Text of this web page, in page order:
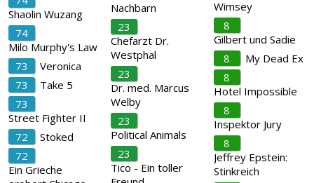
Shaolin Wuzang
74
Milo Murphy's Law
73
Veronica
73
Take 5
73
Street Fighter II
72
Stoked
72
Ein Grieche
Nachbarn
23
Chefarzt Dr.
Westphal
23
Dr. med. Marcus
Welby
23
Political Animals
23
Tico - Ein toller
Wimsey
8
Gilbert und Sadie
8
My Dead Ex
8
Hotel Impossible
8
Inspektor Jury
8
Jeffrey Epstein:
Stinkreich